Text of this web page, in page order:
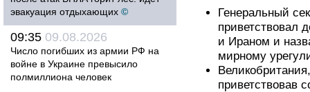
эвакуация отдыхающих ©
09:35 09.08.2026
Число погибших из армии РФ на
войне в Украине превысило
полмиллиона человек
Генеральный
приветствовал
и Ираном и
мирному
приветствовав